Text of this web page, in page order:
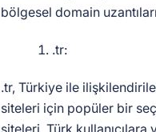
bölgesel domain
.tr:
.tr, Türkiye ile
siteleri için popüler bir
siteleri, Türk